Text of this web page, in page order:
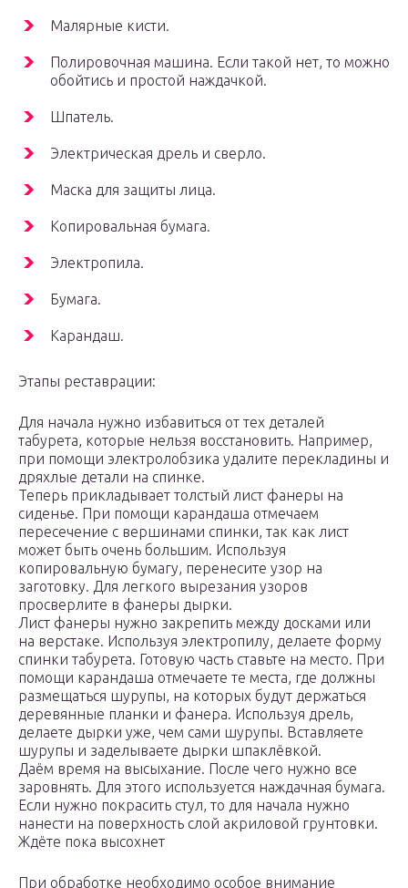
Малярные кисти.
Полировочная машина. Если такой нет, то можно
обойтись и простой наждачкой.
Шпатель.
Электрическая дрель и сверло.
Маска для защиты лица.
Копировальная бумага.
Электропила.
Бумага.
Карандаш.
Этапы реставрации:
Для начала нужно избавиться от тех деталей
табурета, которые нельзя восстановить. Например,
при помощи электролобзика удалите перекладины и
дряхлые детали на спинке.
Теперь прикладывает толстый лист фанеры на
сиденье. При помощи карандаша отмечаем
пересечение с вершинами спинки, так как лист
может быть очень большим. Используя
копировальную бумагу, перенесите узор на
заготовку. Для легкого вырезания узоров
просверлите в фанеры дырки.
Лист фанеры нужно закрепить между досками или
на верстаке. Используя электропилу, делаете форму
спинки табурета. Готовую часть ставьте на место. При
помощи карандаша отмечаете те места, где должны
размещаться шурупы, на которых будут держаться
деревянные планки и фанера. Используя дрель,
делаете дырки уже, чем сами шурупы. Вставляете
шурупы и заделываете дырки шпаклёвкой.
Даём время на высыхание. После чего нужно все
заровнять. Для этого используется наждачная бумага.
Если нужно покрасить стул, то для начала нужно
нанести на поверхность слой акриловой грунтовки.
Ждёте пока высохнет
При обработке необходимо особое внимание